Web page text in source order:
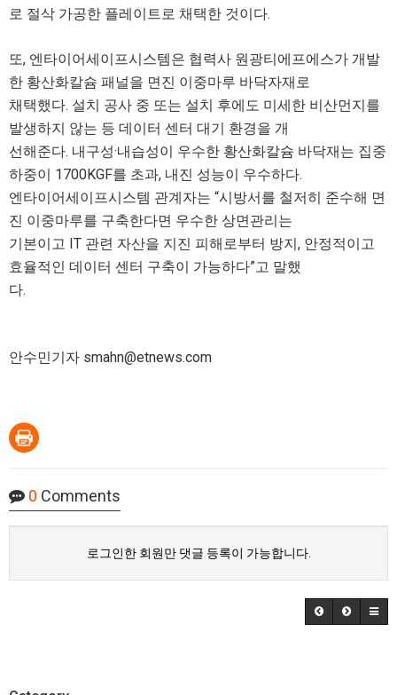
로 절삭 가공한 플레이트로 채택한 것이다.
또, 엔타이어세이프시스템은 협력사 원광티에프에스가 개발
한 황산화칼슘 패널을 면진 이중마루 바닥자재로
채택했다. 설치 공사 중 또는 설치 후에도 미세한 비산먼지를
발생하지 않는 등 데이터 센터 대기 환경을 개
선해준다. 내구성·내습성이 우수한 황산화칼슘 바닥재는 집중
하중이 1700KGF를 초과, 내진 성능이 우수하다.
엔타이어세이프시스템 관계자는 “시방서를 철저히 준수해 면
진 이중마루를 구축한다면 우수한 상면관리는
기본이고 IT 관련 자산을 지진 피해로부터 방지, 안정적이고
효율적인 데이터 센터 구축이 가능하다”고 말했
다.
안수민기자 smahn@etnews.com
0 Comments
로그인한 회원만 댓글 등록이 가능합니다.